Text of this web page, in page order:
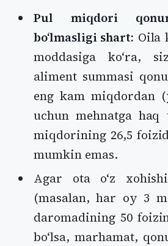
Pul miqdori
boʻlmasligi shart: Oila
moddasiga koʻra,
aliment summasi
eng kam miqdordan
uchun mehnatga haq
miqdorining 26,5
mumkin emas.
Agar ota oʻz
(masalan, har oy 3
daromadining 50
boʻlsa, marhamat,